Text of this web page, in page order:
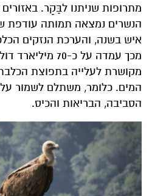
מתרופות שניתנו לבָּקָר.
איש בשנה, והערכת הנזקים
מכך עמדה על כ-70
מקושרת לעלייה בתפוצת הכלבת
המים. כלומר, משתלם לשמור
הסביבה, הבריאות והכיס.